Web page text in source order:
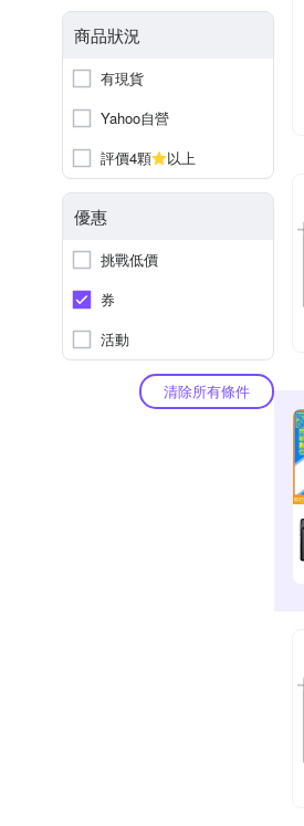
商品狀況
有現貨
Yahoo自營
評價4顆
以上
優惠
挑戰低價
券
活動
清除所有條件